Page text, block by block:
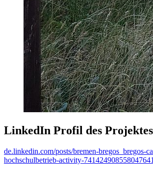
LinkedIn Profil des Projektes
de.linkedin.com/posts/bremen-bregos_bregos-
hochschulbetrieb-activity-